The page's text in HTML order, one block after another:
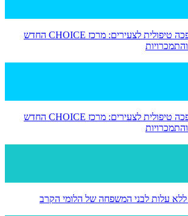
לראשונה בישראל מהפכה טיפולית לצעירים: מרכז CHOICE החדש
לראשונה בישראל מהפכה טיפולית לצעירים: מרכז CHOICE החדש
ללא עלות לבני המשפחה של הלומי הקרב